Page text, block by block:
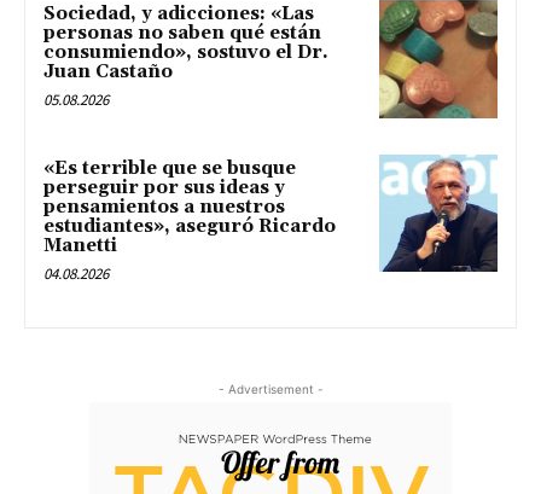
Sociedad, y adicciones: «Las
personas no saben qué están
consumiendo», sostuvo el Dr.
Juan Castaño
05.08.2026
«Es terrible que se busque
perseguir por sus ideas y
pensamientos a nuestros
estudiantes», aseguró Ricardo
Manetti
04.08.2026
- Advertisement -